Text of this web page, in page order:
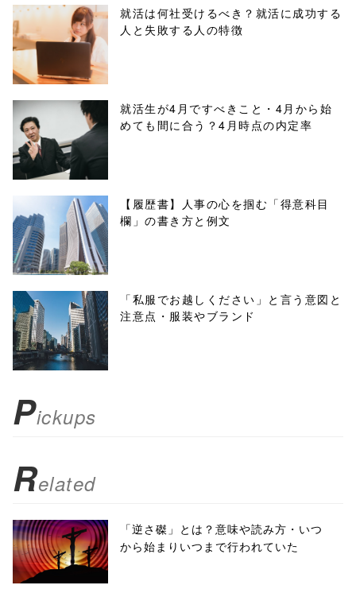
parts/sns-
buttons.php on
line10
/1050571"
onclick="windo
w.open(this.hre
f, 'Gwindow',
'width=550,
height=450,
menubar=no,
toolbar=no,
scrollbars=yes'
false;"> シェア
就活は何社受けるべき？就活に成功する
人と失敗する人の特徴
就活生が4月ですべきこと・4月から始
めても間に合う？4月時点の内定率
【履歴書】人事の心を掴む「得意科目
欄」の書き方と例文
「私服でお越しください」と言う意図と
注意点・服装やブランド
Pickups
Related
「逆さ磔」とは？意味や読み方・いつ
から始まりいつまで行われていた